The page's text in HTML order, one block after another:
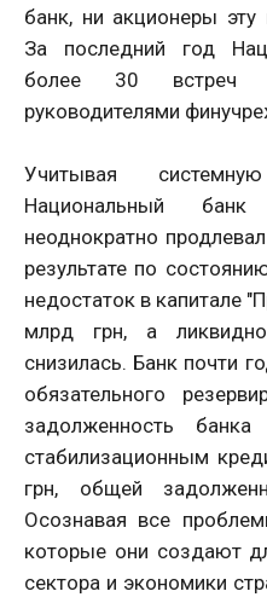
банк, ни акционеры
За последний год
более 30 встреч
руководителями
Учитывая
Национальный
неоднократно
результате по
недостаток в капитале
млрд грн, а
снизилась. Банк почти
обязательного
задолженность
стабилизационным
грн, общей
Осознавая все
которые они создают
сектора и экономики